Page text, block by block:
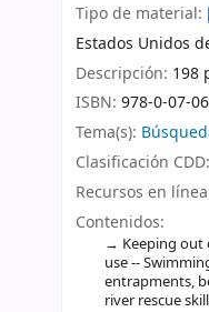
Tipo de material:
Estados Unidos
Descripción: 198
ISBN: 978-0-07-
Tema(s):
Clasificación CDD:
Recursos en
Contenidos:
Keeping out
use --
entrapments,
river rescue